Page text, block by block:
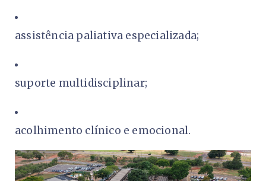
assistência paliativa especializada;
suporte multidisciplinar;
acolhimento clínico e emocional.